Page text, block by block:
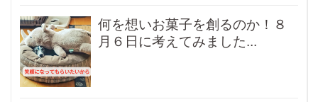
何を想いお菓子を創るのか！８
月６日に考えてみました...